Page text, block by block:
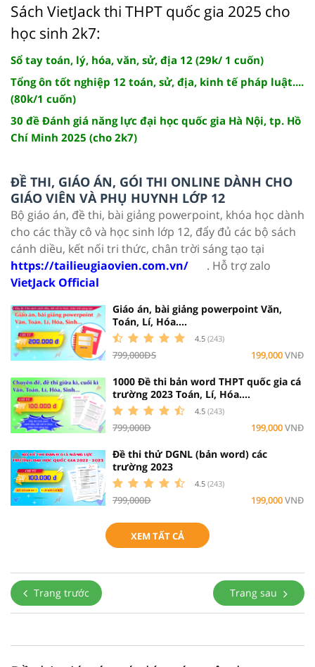
Sách VietJack thi THPT quốc gia 2025 cho
học sinh 2k7:
Sổ tay toán, lý, hóa, văn, sử, địa 12 (29k/ 1 cuốn)
Tổng ôn tốt nghiệp 12 toán, sử, địa, kinh tế pháp luật....
(80k/1 cuốn)
30 đề Đánh giá năng lực đại học quốc gia Hà Nội, tp. Hồ
Chí Minh 2025 (cho 2k7)
ĐỀ THI, GIÁO ÁN, GÓI THI ONLINE DÀNH CHO
GIÁO VIÊN VÀ PHỤ HUYNH LỚP 12
Bộ giáo án, đề thi, bài giảng powerpoint, khóa học dành
cho các thầy cô và học sinh lớp 12, đẩy đủ các bộ sách
cánh diều, kết nối tri thức, chân trời sáng tạo tại
https://tailieugiaovien.com.vn/
. Hỗ trợ zalo
VietJack Official
Giáo án, bài giảng powerpoint Văn,
Toán, Lí, Hóa....
4.5 (243)
799,000ĐS 199,000VNĐ
1000 Đề thi bản word THPT quốc gia cá
trường 2023 Toán, Lí, Hóa....
4.5 (243)
799,000Đ 199,000VNĐ
Đề thi thử DGNL (bản word) các
trường 2023
4.5 (243)
799,000Đ 199,000VNĐ
XEM TẤT CẢ
Trang trước Trang sau